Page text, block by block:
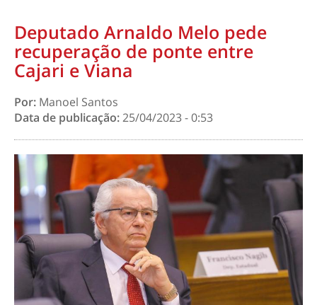
Deputado Arnaldo Melo pede
recuperação de ponte entre
Cajari e Viana
Por: Manoel Santos
Data de publicação:25/04/2023 - 0:53